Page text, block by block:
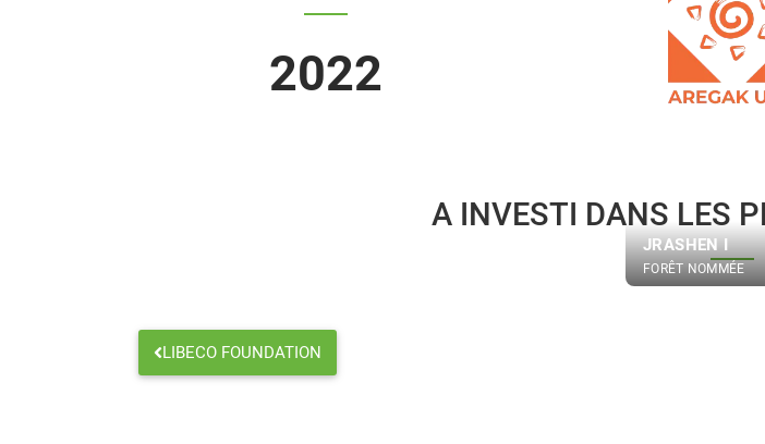
2022
A INVESTI DANS LES
JRASHEN I
FORÊT NOMMÉE
LIBECO FOUNDATION